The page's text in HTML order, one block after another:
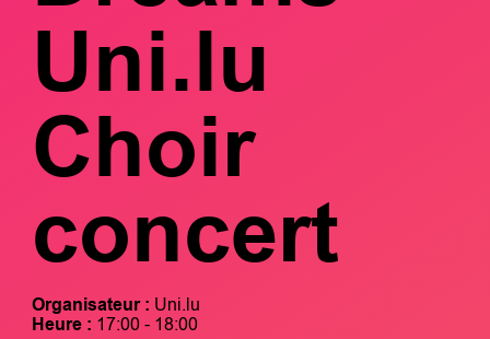
Uni.lu
Choir
concert
Organisateur : Uni.lu
Heure : 17:00 - 18:00